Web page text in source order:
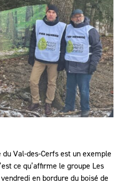
Val-des-Cerfs est un exemple
ce qu’affirme le groupe Les
en bordure du boisé de